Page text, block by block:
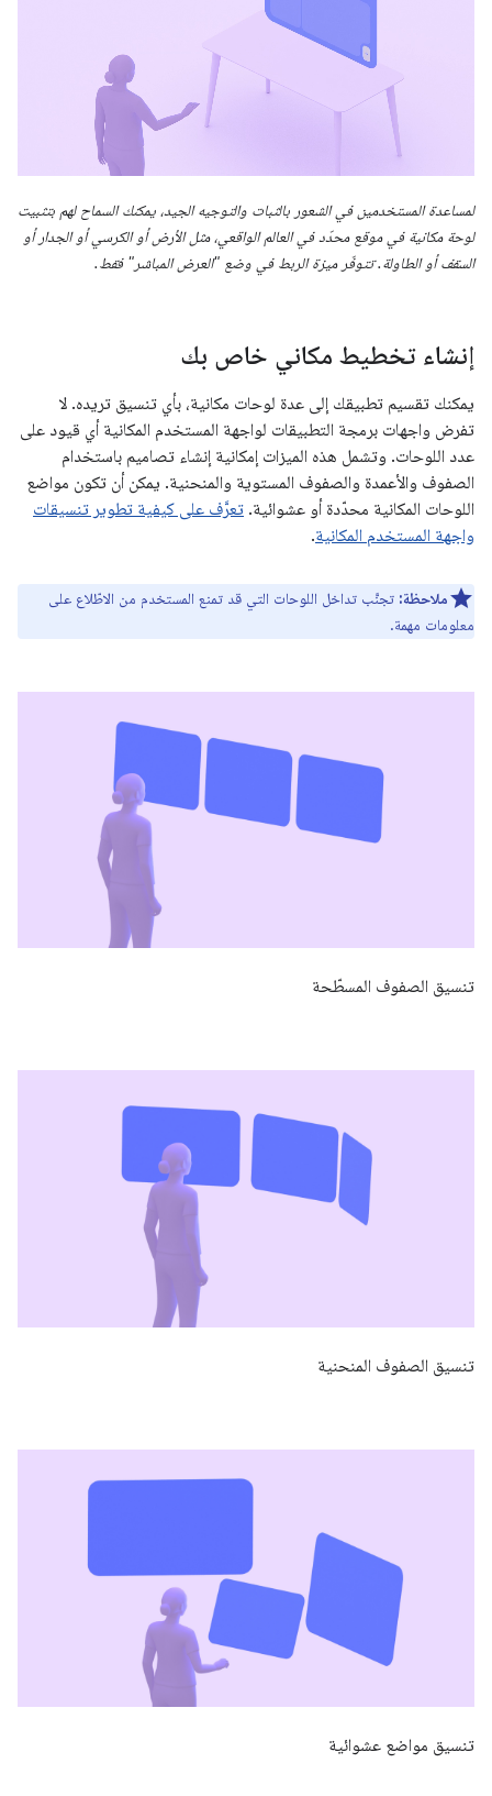
لمساعدة المستخدمين في الشعور بالثبات والتوجيه الجيد، يمكنك السماح لهم بتثبيت
لوحة مكانية في موقع محدّد في العالم الواقعي، مثل الأرض أو الكرسي أو الجدار أو
السقف أو الطاولة. تتوفّر ميزة الربط في وضع "العرض المباشر" فقط.
إنشاء تخطيط مكاني خاص بك
يمكنك تقسيم تطبيقك إلى عدة لوحات مكانية، بأي تنسيق تريده. لا
تفرض واجهات برمجة التطبيقات لواجهة المستخدم المكانية أي قيود على
عدد اللوحات. وتشمل هذه الميزات إمكانية إنشاء تصاميم باستخدام
الصفوف والأعمدة والصفوف المستوية والمنحنية. يمكن أن تكون مواضع
اللوحات المكانية محدّدة أو عشوائية. تعرَّف على كيفية تطوير تنسيقات
واجهة المستخدم المكانية.
ملاحظة: تجنَّب تداخل اللوحات التي قد تمنع المستخدم من الاطّلاع على
معلومات مهمة.
تنسيق الصفوف المسطّحة
تنسيق الصفوف المنحنية
تنسيق مواضع عشوائية